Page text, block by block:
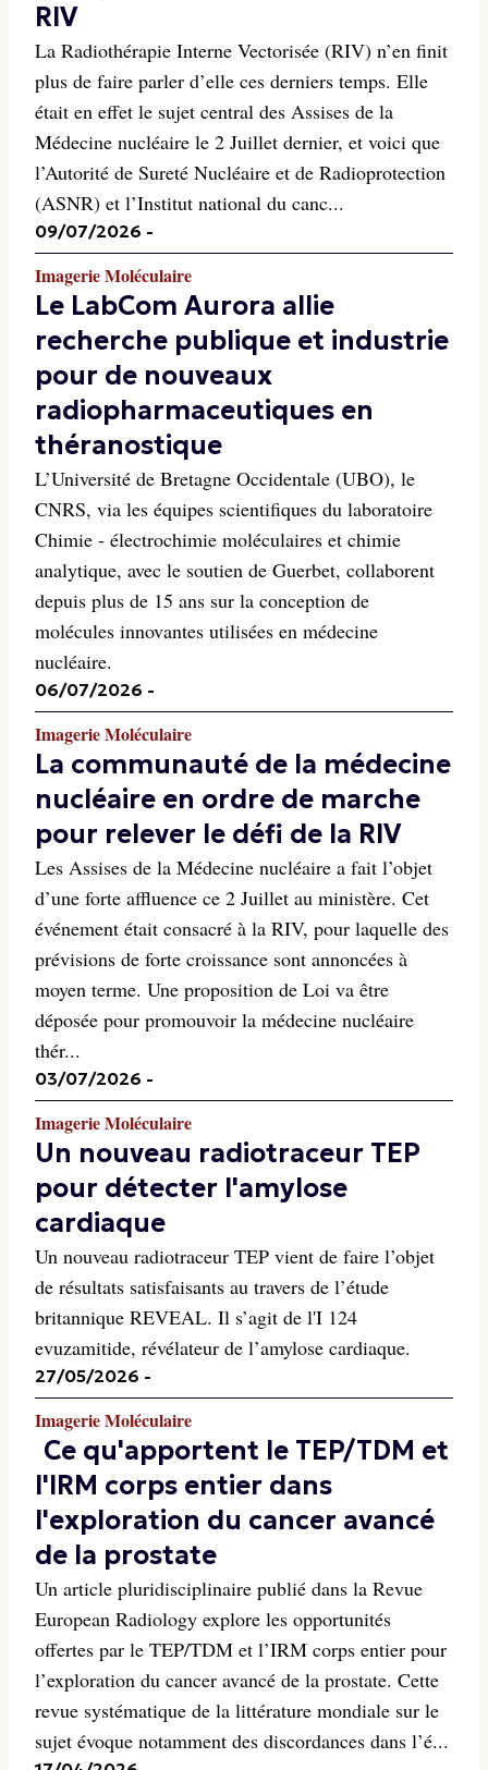
RIV
La Radiothérapie Interne Vectorisée (RIV) n’en finit
plus de faire parler d’elle ces derniers temps. Elle
était en effet le sujet central des Assises de la
Médecine nucléaire le 2 Juillet dernier, et voici que
l’Autorité de Sureté Nucléaire et de Radioprotection
(ASNR) et l’Institut national du canc...
09/07/2026 -
Imagerie Moléculaire
Le LabCom Aurora allie
recherche publique et industrie
pour de nouveaux
radiopharmaceutiques en
théranostique
L’Université de Bretagne Occidentale (UBO), le
CNRS, via les équipes scientifiques du laboratoire
Chimie - électrochimie moléculaires et chimie
analytique, avec le soutien de Guerbet, collaborent
depuis plus de 15 ans sur la conception de
molécules innovantes utilisées en médecine
nucléaire.
06/07/2026 -
Imagerie Moléculaire
La communauté de la médecine
nucléaire en ordre de marche
pour relever le défi de la RIV
Les Assises de la Médecine nucléaire a fait l’objet
d’une forte affluence ce 2 Juillet au ministère. Cet
événement était consacré à la RIV, pour laquelle des
prévisions de forte croissance sont annoncées à
moyen terme. Une proposition de Loi va être
déposée pour promouvoir la médecine nucléaire
thér...
03/07/2026 -
Imagerie Moléculaire
Un nouveau radiotraceur TEP
pour détecter l'amylose
cardiaque
Un nouveau radiotraceur TEP vient de faire l’objet
de résultats satisfaisants au travers de l’étude
britannique REVEAL. Il s’agit de l'I 124
evuzamitide, révélateur de l’amylose cardiaque.
27/05/2026 -
Imagerie Moléculaire
Ce qu'apportent le TEP/TDM et
l'IRM corps entier dans
l'exploration du cancer avancé
de la prostate
Un article pluridisciplinaire publié dans la Revue
European Radiology explore les opportunités
offertes par le TEP/TDM et l’IRM corps entier pour
l’exploration du cancer avancé de la prostate. Cette
revue systématique de la littérature mondiale sur le
sujet évoque notamment des discordances dans l’é...